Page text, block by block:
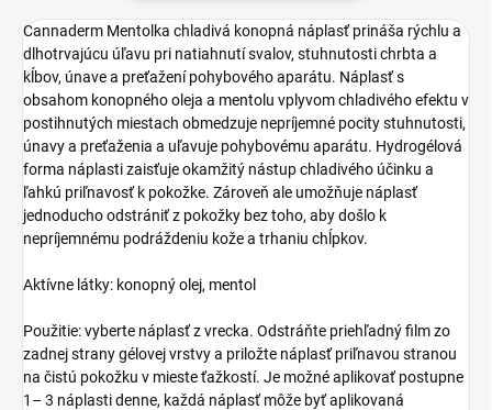
Cannaderm Mentolka chladivá konopná náplasť prináša rýchlu a
dlhotrvajúcu úľavu pri natiahnutí svalov, stuhnutosti chrbta a
kĺbov, únave a preťažení pohybového aparátu. Náplasť s
obsahom konopného oleja a mentolu vplyvom chladivého efektu v
postihnutých miestach obmedzuje nepríjemné pocity stuhnutosti,
únavy a preťaženia a uľavuje pohybovému aparátu. Hydrogélová
forma náplasti zaisťuje okamžitý nástup chladivého účinku a
ľahkú priľnavosť k pokožke. Zároveň ale umožňuje náplasť
jednoducho odstrániť z pokožky bez toho, aby došlo k
nepríjemnému podráždeniu kože a trhaniu chĺpkov.
Aktívne látky: konopný olej, mentol
Použitie: vyberte náplasť z vrecka. Odstráňte priehľadný film zo
zadnej strany gélovej vrstvy a priložte náplasť priľnavou stranou
na čistú pokožku v mieste ťažkostí. Je možné aplikovať postupne
1– 3 náplasti denne, každá náplasť môže byť aplikovaná